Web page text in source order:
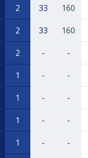
2 33 160
2 33 160
2 - -
1 - -
1 - -
1 - -
1 - -